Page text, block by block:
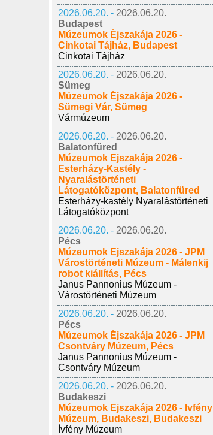
2026.06.20. - 2026.06.20.
Budapest
Múzeumok Éjszakája 2026 -
Cinkotai Tájház, Budapest
Cinkotai Tájház
2026.06.20. - 2026.06.20.
Sümeg
Múzeumok Éjszakája 2026 -
Sümegi Vár, Sümeg
Vármúzeum
2026.06.20. - 2026.06.20.
Balatonfüred
Múzeumok Éjszakája 2026 -
Esterházy-Kastély -
Nyaralástörténeti
Látogatóközpont, Balatonfüred
Esterházy-kastély Nyaralástörténeti
Látogatóközpont
2026.06.20. - 2026.06.20.
Pécs
Múzeumok Éjszakája 2026 - JPM
Várostörténeti Múzeum - Málenkij
robot kiállítás, Pécs
Janus Pannonius Múzeum -
Várostörténeti Múzeum
2026.06.20. - 2026.06.20.
Pécs
Múzeumok Éjszakája 2026 - JPM
Csontváry Múzeum, Pécs
Janus Pannonius Múzeum -
Csontváry Múzeum
2026.06.20. - 2026.06.20.
Budakeszi
Múzeumok Éjszakája 2026 - Ívfény
Múzeum, Budakeszi, Budakeszi
Ívfény Múzeum